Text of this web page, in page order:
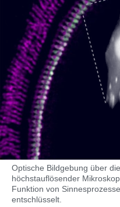
Optische Bildgebung über
höchstauflösender
Funktion von
entschlüsselt.